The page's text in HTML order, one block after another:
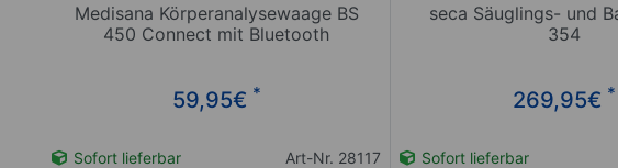
Medisana Körperanalysewaage BS
450 Connect mit Bluetooth
59,95€ *
Sofort lieferbar Art-Nr. 28117
seca Säuglings- und
354
269,95€ *
Sofort lieferbar